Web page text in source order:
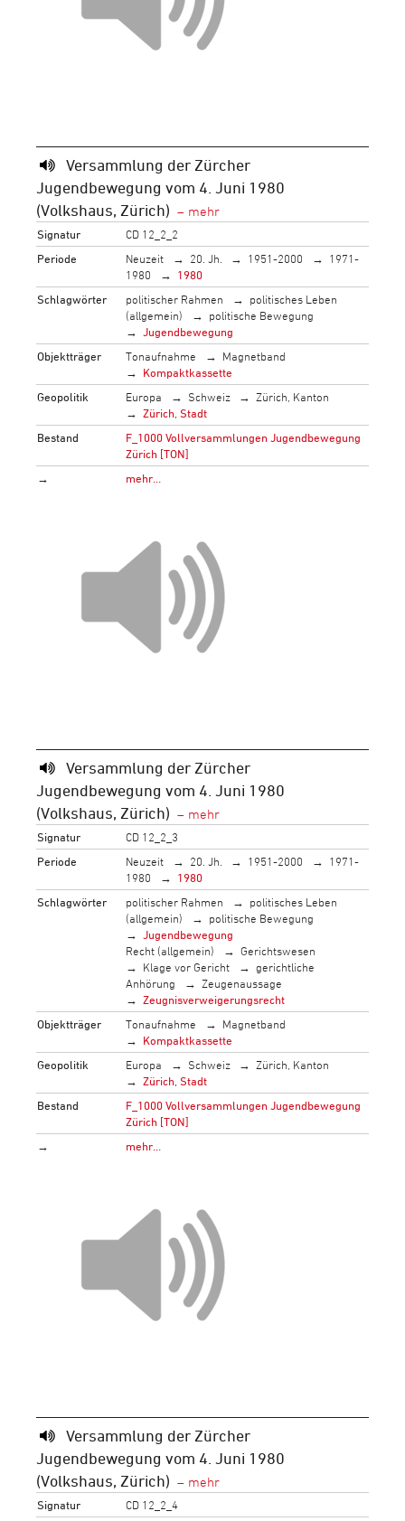
Versammlung der Zürcher
Jugendbewegung vom 4. Juni 1980
(Volkshaus, Zürich)
Signatur
CD 12_2_2
Periode
Neuzeit 20. Jh. 1951-2000
1971-
1980
1980
Schlagwörter
politischer Rahmen
politisches Leben
(allgemein)
politische Bewegung
Jugendbewegung
Objektträger
Tonaufnahme
Magnetband
Kompaktkassette
Geopolitik
Europa Schweiz
Zürich, Kanton
Zürich, Stadt
Bestand
F_1000 Vollversammlungen Jugendbewegung
Zürich [TON]
→
mehr…
Versammlung der Zürcher
Jugendbewegung vom 4. Juni 1980
(Volkshaus, Zürich)
Signatur
CD 12_2_3
Periode
Neuzeit 20. Jh. 1951-2000
1971-
1980
1980
Schlagwörter
politischer Rahmen
politisches Leben
(allgemein)
politische Bewegung
Jugendbewegung
Recht (allgemein)
Gerichtswesen
Klage vor Gericht
gerichtliche
Anhörung
Zeugenaussage
Zeugnisverweigerungsrecht
Objektträger
Tonaufnahme
Magnetband
Kompaktkassette
Geopolitik
Europa Schweiz
Zürich, Kanton
Zürich, Stadt
Bestand
F_1000 Vollversammlungen Jugendbewegung
Zürich [TON]
→
mehr…
Versammlung der Zürcher
Jugendbewegung vom 4. Juni 1980
(Volkshaus, Zürich)
Signatur
CD 12_2_4